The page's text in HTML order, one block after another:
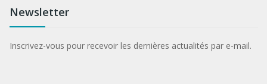
Newsletter
Inscrivez-vous pour recevoir les dernières actualités par e-mail.